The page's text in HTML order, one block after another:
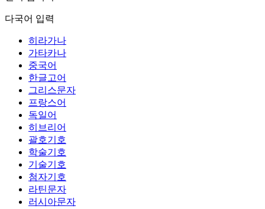
다국어 입력
히라가나
가타카나
중국어
한글고어
그리스문자
프랑스어
독일어
히브리어
괄호기호
학술기호
기술기호
첨자기호
라틴문자
러시아문자